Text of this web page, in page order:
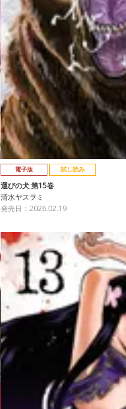
電子版 試し読み
運びの犬 第15巻
清水ヤスヲミ
発売日：2026.02.19